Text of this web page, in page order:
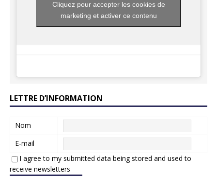
Cliquez pour accepter les cookies de
marketing et activer ce contenu
LETTRE D’INFORMATION
Nom
E-mail
I agree to my submitted data being stored and used to
receive newsletters